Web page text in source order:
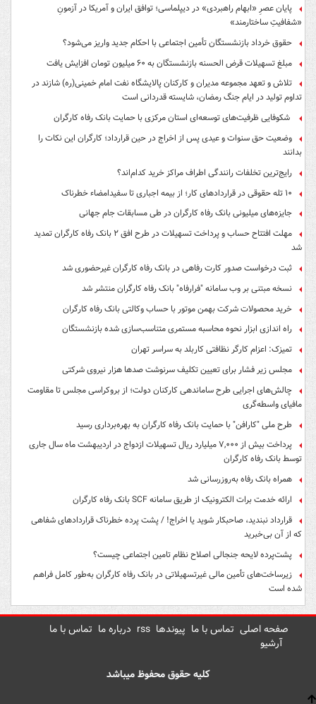
پایان عصرِ «ابهام راهبردی» در دیپلماسی؛ توافق ایران و آمریکا در آزمونِ
«شفافیتِ ساختارمند»
حقوق خرداد بازنشستگان تأمین اجتماعی با احکام جدید واریز می‌شود؟
مبلغ تسهیلات قرض الحسنه بازنشستگان به ۶۰ میلیون تومان افزایش یافت
تلاش و تعهد مجموعه مدیران و کارکنان پالایشگاه نفت امام خمینی(ره) شازند در
تداوم تولید در ایام جنگ رمضان، شایسته قدردانی است
شکوفایی ظرفیت‌های توسعه‌ای استان مرکزی با حمایت بانک رفاه کارگران
وضعیت حق سنوات و عیدی پس از اخراج در حین قرارداد؛ کارگران این نکات را
بدانند
رایج‌ترین تخلفات رانندگی اطراف مراکز خرید کدام‌اند؟
۱۰ تله حقوقی در قراردادهای کار؛ از بیمه اجباری تا سفیدامضاء خطرناک
جایزه‌های میلیونی بانک رفاه کارگران در طی مسابقات جام جهانی
مهلت افتتاح حساب و پرداخت تسهیلات در طرح افق ۲ بانک رفاه کارگران تمدید
شد
ثبت درخواست صدور کارت رفاهی در بانک رفاه کارگران غیرحضوری شد
نسخه مبتنی بر وب سامانه "فرارفاه" بانک رفاه کارگران منتشر شد
خرید محصولات شرکت بهمن موتور با حساب وکالتی بانک رفاه کارگران
راه اندازی ابزار نحوه محاسبه مستمری متناسب‌سازی شده بازنشستگان
تمیزک: اعزام کارگر نظافتی کاربلد به سراسر تهران
مجلس زیر فشار برای تعیین تکلیف سرنوشت صدها هزار نیروی شرکتی
چالش‌های اجرایی طرح ساماندهی کارکنان دولت؛ از بروکراسی مجلس تا مقاومت
مافیای واسطه‌گری
طرح ملی "کارافن" با حمایت بانک رفاه کارگران به بهره‌برداری رسید
پرداخت بیش از ۷,۰۰۰ میلیارد ریال تسهیلات ازدواج در اردیبهشت ماه سال جاری
توسط بانک رفاه کارگران
همراه بانک رفاه به‌روزرسانی شد
ارائه خدمت برات الکترونیک از طریق سامانه SCF بانک رفاه کارگران
قرارداد نبندید، صاحبکار شوید یا اخراج! / پشت پرده خطرناک قراردادهای شفاهی
که از آن بی‌خبرید
پشت‌پرده لایحه جنجالی اصلاح نظام تامین اجتماعی چیست؟
زیرساخت‌های تأمین مالی غیرتسهیلاتی در بانک رفاه کارگران به‌طور کامل فراهم
شده است
صفحه اصلی تماس با ما پیوندها rss درباره ما تماس با ما
آرشیو
کلیه حقوق محفوظ میباشد